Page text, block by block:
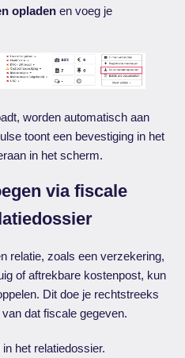
opladen en voeg je
worden automatisch aan
toont een bevestiging in het
in het scherm.
via fiscale
relatie, zoals een verzekering,
of aftrekbare kostenpost, kun
Dit doe je rechtstreeks
dat fiscale gegeven.
in het relatiedossier.